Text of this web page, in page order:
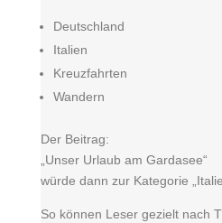
Deutschland
Italien
Kreuzfahrten
Wandern
Der Beitrag:
„Unser Urlaub am Gardasee“
würde dann zur Kategorie
So können Leser gezielt nach